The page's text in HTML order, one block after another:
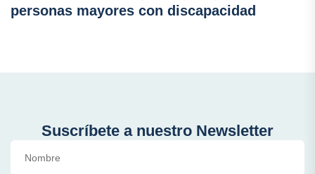
personas mayores con discapacidad
Suscríbete a nuestro Newsletter